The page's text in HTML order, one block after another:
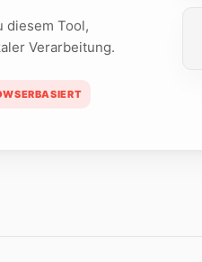
diesem Tool,
Verarbeitung.